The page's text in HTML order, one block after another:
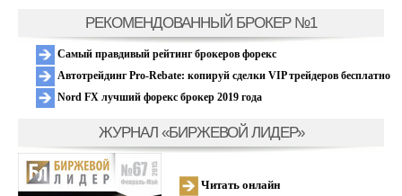
РЕКОМЕНДОВАННЫЙ БРОКЕР №1
Самый правдивый рейтинг брокеров форекс
Автотрейдинг Pro-Rebate: копируй сделки VIP трейдеров бесплатно
Nord FX лучший форекс брокер 2019 года
ЖУРНАЛ «БИРЖЕВОЙ ЛИДЕР»
Читать онлайн